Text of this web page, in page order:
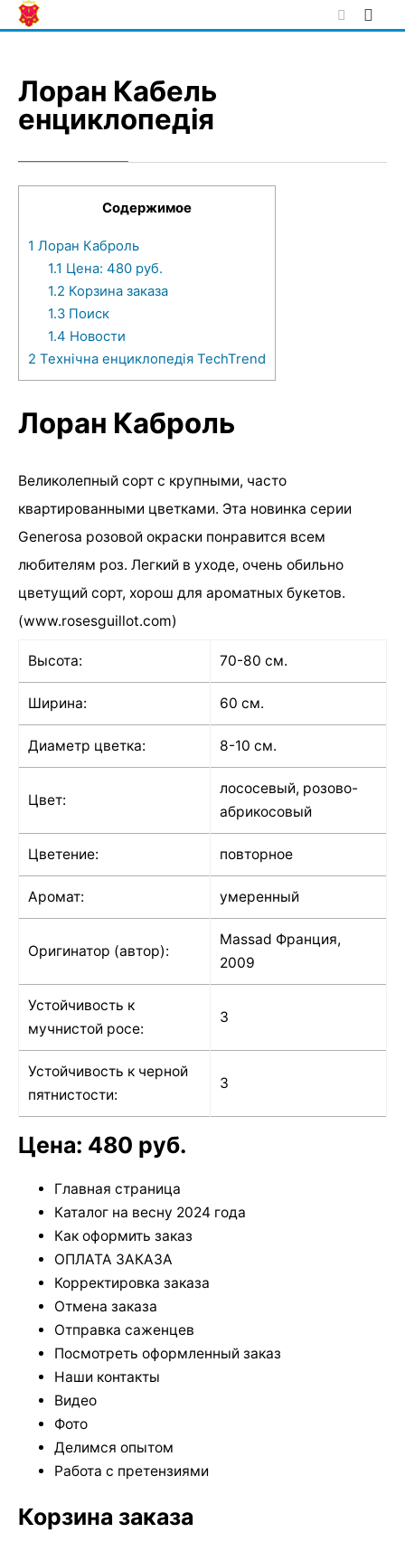
Skip
to
Лоран Кабель
енциклопедія
Содержимое
1 Лоран Каброль
1.1 Цена: 480 руб.
1.2 Корзина заказа
1.3 Поиск
1.4 Новости
2 Технічна енциклопедія TechTrend
Лоран Каброль
Великолепный сорт с крупными, часто
квартированными цветками. Эта новинка серии
Generosa розовой окраски понравится всем
любителям роз. Легкий в уходе, очень обильно
цветущий сорт, хорош для ароматных букетов.
(www.rosesguillot.com)
Высота: 70-80 см.
Ширина: 60 см.
Диаметр цветка: 8-10 см.
Цвет:
лососевый, розово-
абрикосовый
Цветение: повторное
Аромат: умеренный
Оригинатор (автор):
Massad Франция,
2009
Устойчивость к
мучнистой росе:
3
Устойчивость к черной
пятнистости:
3
Цена: 480 руб.
Главная страница
Каталог на весну 2024 года
Как оформить заказ
ОПЛАТА ЗАКАЗА
Корректировка заказа
Отмена заказа
Отправка саженцев
Посмотреть оформленный заказ
Наши контакты
Видео
Фото
Делимся опытом
Работа с претензиями
Корзина заказа